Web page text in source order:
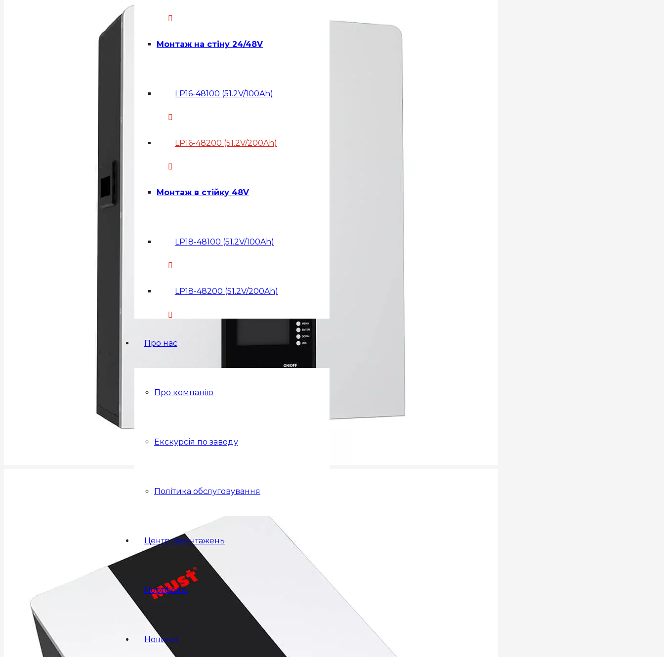
Монтаж на стіну 24/48V
LP16-48100 (51.2V/100Ah)
LP16-48200 (51.2V/200Ah)
Монтаж в стійку 48V
LP18-48100 (51.2V/100Ah)
LP18-48200 (51.2V/200Ah)
Про нас
Про компанію
Екскурсія по заводу
Політика обслуговування
Центр завантажень
Портфоліо
Новини